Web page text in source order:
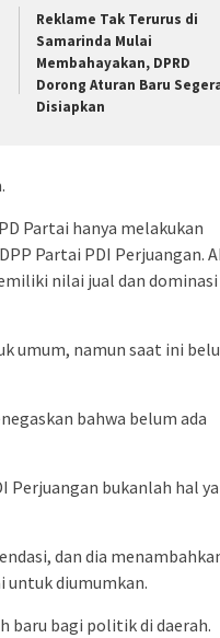
Reklame Tak Terurus di
Samarinda Mulai
Membahayakan, DPRD
Dorong Aturan Baru
Disiapkan
Partai hanya melakukan
Partai PDI Perjuangan.
nilai jual dan dominasi
umum, namun saat ini
bahwa belum ada
Perjuangan bukanlah hal
dan dia
untuk diumumkan.
baru bagi politik di daerah.